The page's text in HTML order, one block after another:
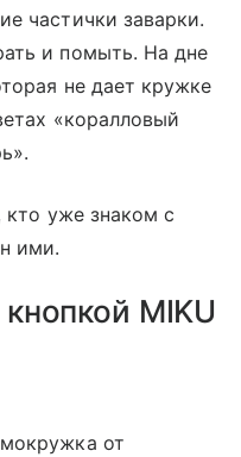
частички заварки.
и помыть. На дне
не дает кружке
«коралловый
уже знаком с
ими.
MIKU
от